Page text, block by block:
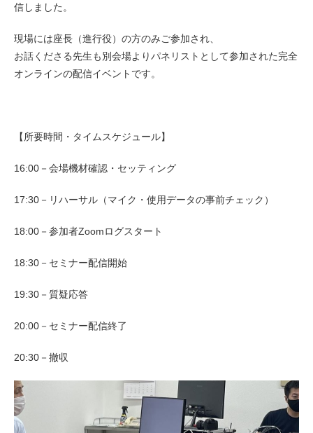
信しました。
現場には座長（進行役）の方のみご参加され、
お話くださる先生も別会場よりパネリストとして参加された完全
オンラインの配信イベントです。
【所要時間・タイムスケジュール】
16:00－会場機材確認・セッティング
17:30－リハーサル（マイク・使用データの事前チェック）
18:00－参加者Zoomログスタート
18:30－セミナー配信開始
19:30－質疑応答
20:00－セミナー配信終了
20:30－撤収